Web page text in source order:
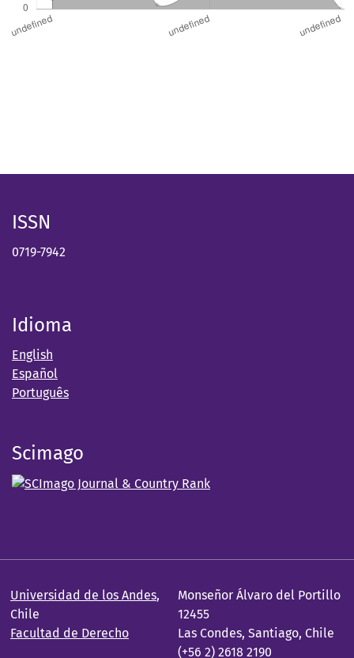
ISSN
0719-7942
Idioma
English
Español
Português
Scimago
Universidad de los Andes,
Chile
Facultad de Derecho
Monseñor Álvaro del Portillo
12455
Las Condes, Santiago, Chile
(+56 2) 2618 2190